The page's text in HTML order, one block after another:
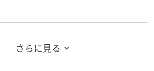
さらに見る